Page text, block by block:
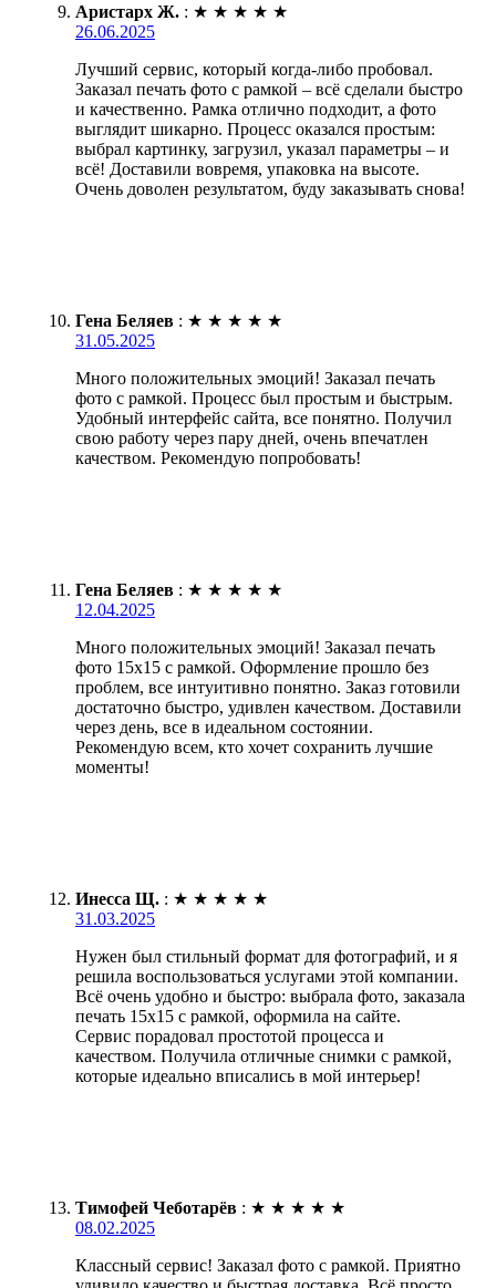
Аристарх Ж. : ★ ★ ★ ★ ★
26.06.2025
Лучший сервис, который когда-либо пробовал.
Заказал печать фото с рамкой – всё сделали быстро
и качественно. Рамка отлично подходит, а фото
выглядит шикарно. Процесс оказался простым:
выбрал картинку, загрузил, указал параметры – и
всё! Доставили вовремя, упаковка на высоте.
Очень доволен результатом, буду заказывать снова!
Гена Беляев : ★ ★ ★ ★ ★
31.05.2025
Много положительных эмоций! Заказал печать
фото с рамкой. Процесс был простым и быстрым.
Удобный интерфейс сайта, все понятно. Получил
свою работу через пару дней, очень впечатлен
качеством. Рекомендую попробовать!
Гена Беляев : ★ ★ ★ ★ ★
12.04.2025
Много положительных эмоций! Заказал печать
фото 15х15 с рамкой. Оформление прошло без
проблем, все интуитивно понятно. Заказ готовили
достаточно быстро, удивлен качеством. Доставили
через день, все в идеальном состоянии.
Рекомендую всем, кто хочет сохранить лучшие
моменты!
Инесса Щ. : ★ ★ ★ ★ ★
31.03.2025
Нужен был стильный формат для фотографий, и я
решила воспользоваться услугами этой компании.
Всё очень удобно и быстро: выбрала фото, заказала
печать 15х15 с рамкой, оформила на сайте.
Сервис порадовал простотой процесса и
качеством. Получила отличные снимки с рамкой,
которые идеально вписались в мой интерьер!
Тимофей Чеботарёв : ★ ★ ★ ★ ★
08.02.2025
Классный сервис! Заказал фото с рамкой. Приятно